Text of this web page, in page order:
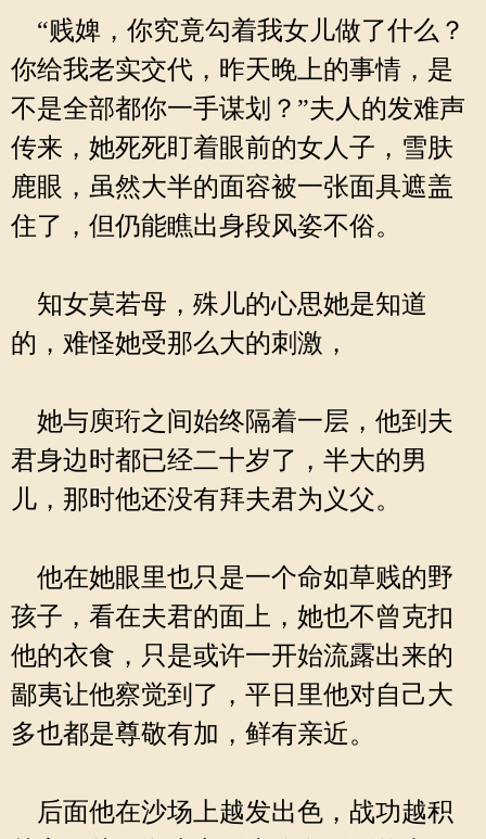
“贱婢，你究竟勾着我女儿做了什么？
你给我老实交代，昨天晚上的事情，是
不是全部都你一手谋划？”夫人的发难声
传来，她死死盯着眼前的女人子，雪肤
鹿眼，虽然大半的面容被一张面具遮盖
住了，但仍能瞧出身段风姿不俗。
知女莫若母，殊儿的心思她是知道
的，难怪她受那么大的刺激，
她与庾珩之间始终隔着一层，他到夫
君身边时都已经二十岁了，半大的男
儿，那时他还没有拜夫君为义父。
他在她眼里也只是一个命如草贱的野
孩子，看在夫君的面上，她也不曾克扣
他的衣食，只是或许一开始流露出来的
鄙夷让他察觉到了，平日里他对自己大
多也都是尊敬有加，鲜有亲近。
后面他在沙场上越发出色，战功越积